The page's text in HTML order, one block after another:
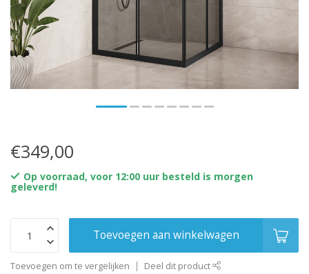
€349,00
Op voorraad, voor 12:00 uur besteld is morgen
geleverd!
Toevoegen aan winkelwagen
Toevoegen om te vergelijken Deel dit product